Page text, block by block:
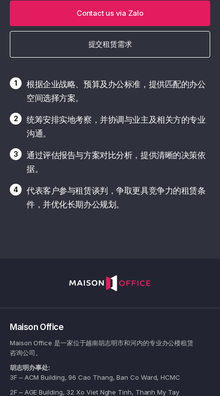
Contact us via Zalo
提交租赁需求
1
根据企业战略、预算及办公标准，提供匹配的办公
空间选择方案。
2
统筹安排实地考察，并协调与业主及相关方的专业
沟通。
3
通过评估报告与方案对比分析，提供清晰的决策依
据。
4
代表客户参与租赁谈判，争取更具竞争力的租赁条
件，并优化长期办公规划。
Maison Office
Maison Office 是一家位于越南胡志明市和河内的专业办公楼租赁
咨询公司。
胡志明办事处:
3F – ACM Building, 96 Cao Thang, Ban Co Ward, HCMC
2F – AGE Building, 32 Xo Viet Nghe Tinh, Thanh My Tay